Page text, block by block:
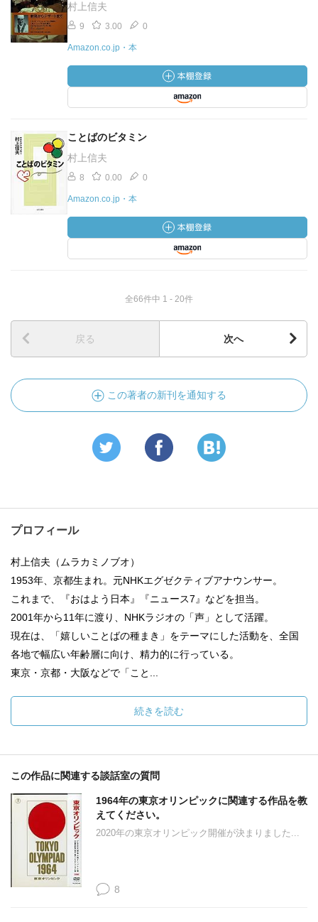
村上信夫
9 3.00 0
Amazon.co.jp・本
ことばのビタミン
村上信夫
8 0.00 0
Amazon.co.jp・本
全66件中 1 - 20件
戻る 次へ
この著者の新刊を通知する
プロフィール
村上信夫（ムラカミノブオ）
1953年、京都生まれ。元NHKエグゼクティブアナウンサー。
これまで、『おはよう日本』『ニュース7』などを担当。
2001年から11年に渡り、NHKラジオの「声」として活躍。
現在は、「嬉しいことばの種まき」をテーマにした活動を、全国
各地で幅広い年齢層に向け、精力的に行っている。
東京・京都・大阪などで「こと...
続きを読む
この作品に関連する談話室の質問
1964年の東京オリンピックに関連する作品を教
えてください。
2020年の東京オリンピック開催が決まりました...
8